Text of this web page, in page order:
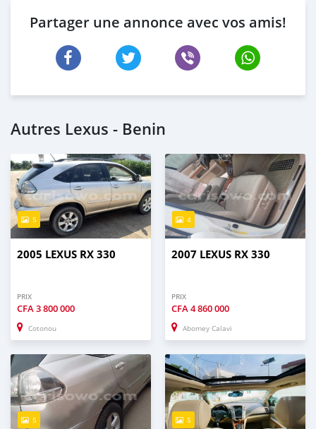
Partager une annonce avec vos amis!
Autres Lexus - Benin
5
2005 LEXUS RX 330
PRIX
CFA3 800 000
Cotonou
4
2007 LEXUS RX 330
PRIX
CFA4 860 000
Abomey Calavi
5 5